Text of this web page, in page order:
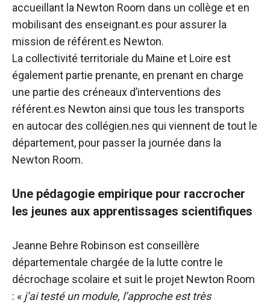
accueillant la Newton Room dans un collège et en
mobilisant des enseignant.es pour assurer la
mission de référent.es Newton.
La collectivité territoriale du Maine et Loire est
également partie prenante, en prenant en charge
une partie des créneaux d’interventions des
référent.es Newton ainsi que tous les transports
en autocar des collégien.nes qui viennent de tout le
département, pour passer la journée dans la
Newton Room.
Une pédagogie empirique pour raccrocher
les jeunes aux apprentissages scientifiques
Jeanne Behre Robinson est conseillère
départementale chargée de la lutte contre le
décrochage scolaire et suit le projet Newton Room
: « j’ai testé un module, l’approche est très